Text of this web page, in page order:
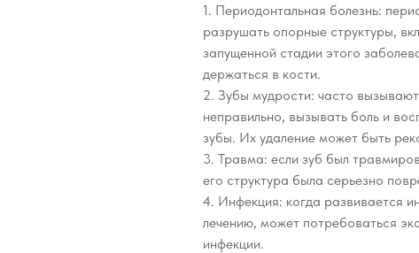
1. Периодонтальная болезнь:
разрушать опорные структуры,
запущенной стадии этого
держаться в кости.
2. Зубы мудрости: часто
неправильно, вызывать боль и
зубы. Их удаление может быть
3. Травма: если зуб был
его структура была серьезно
4. Инфекция: когда развивается
лечению, может потребоваться
инфекции.